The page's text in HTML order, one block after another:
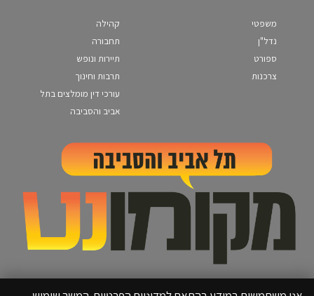
משפטי
נדל"ן
ספורט
צרכנות
קהילה
תחבורה
תיירות ונופש
תרבות וחינוך
עורכי דין מומלצים בתל
אביב והסביבה